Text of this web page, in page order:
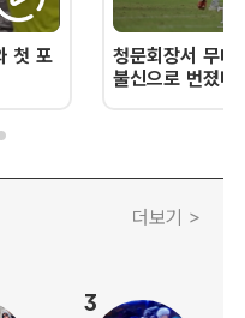
첫 포
청문회장서 무너
불신으로 번졌
더보기 >
3